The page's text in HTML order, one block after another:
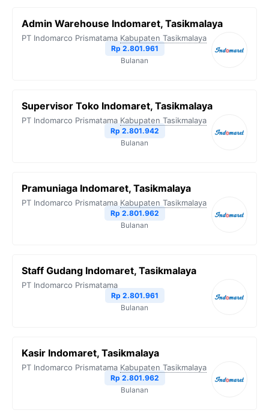
Admin Warehouse Indomaret, Tasikmalaya
PT Indomarco Prismatama Kabupaten Tasikmalaya
Rp 2.801.961
Bulanan
Supervisor Toko Indomaret, Tasikmalaya
PT Indomarco Prismatama Kabupaten Tasikmalaya
Rp 2.801.942
Bulanan
Pramuniaga Indomaret, Tasikmalaya
PT Indomarco Prismatama Kabupaten Tasikmalaya
Rp 2.801.962
Bulanan
Staff Gudang Indomaret, Tasikmalaya
PT Indomarco Prismatama
Rp 2.801.961
Bulanan
Kasir Indomaret, Tasikmalaya
PT Indomarco Prismatama Kabupaten Tasikmalaya
Rp 2.801.962
Bulanan